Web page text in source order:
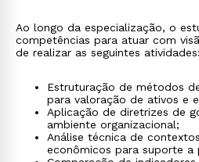
Ao longo da especialização, o
competências para atuar com
de realizar as seguintes atividades:
Estruturação de métodos
para valoração de ativos e
Aplicação de diretrizes de
ambiente organizacional;
Análise técnica de
econômicos para suporte a